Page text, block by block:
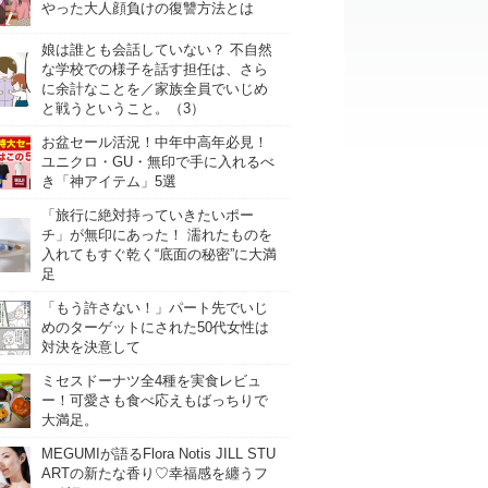
やった大人顔負けの復讐方法とは
娘は誰とも会話していない？ 不自然
な学校での様子を話す担任は、さら
に余計なことを／家族全員でいじめ
と戦うということ。（3）
お盆セール活況！中年中高年必見！
ユニクロ・GU・無印で手に入れるべ
き「神アイテム」5選
「旅行に絶対持っていきたいポー
チ」が無印にあった！ 濡れたものを
入れてもすぐ乾く“底面の秘密”に大満
足
「もう許さない！」パート先でいじ
めのターゲットにされた50代女性は
対決を決意して
ミセスドーナツ全4種を実食レビュ
ー！可愛さも食べ応えもばっちりで
大満足。
MEGUMIが語るFlora Notis JILL STU
ARTの新たな香り♡幸福感を纏うフ